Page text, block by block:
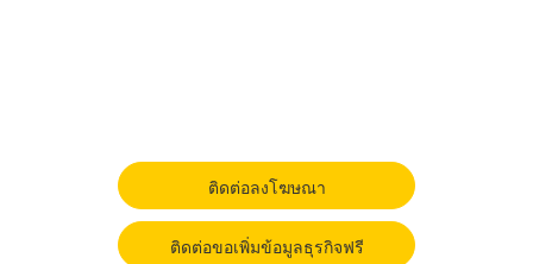
ติดต่อลงโฆษณา
ติดต่อขอเพิ่มข้อมูลธุรกิจฟรี